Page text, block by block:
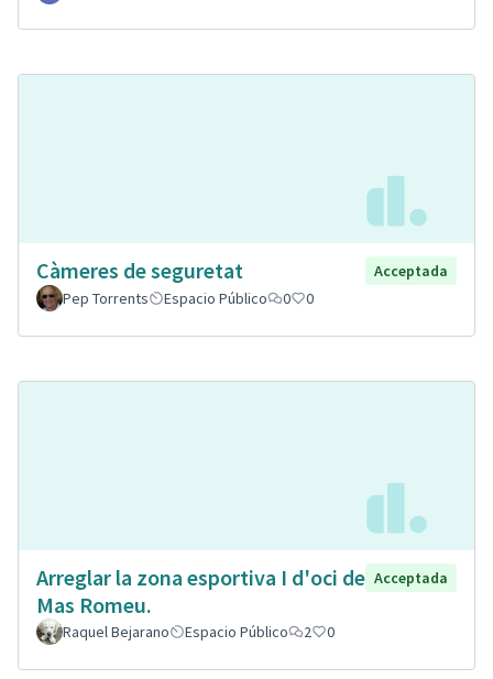
Càmeres de seguretat
Acceptada
Pep Torrents
Espacio Público 0 0
Arreglar la zona esportiva I d'oci de
Mas Romeu.
Acceptada
Raquel Bejarano Espacio Público 2 0